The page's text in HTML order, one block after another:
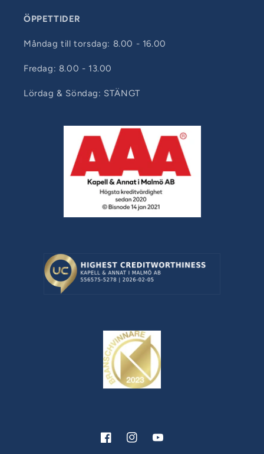
ÖPPETTIDER
Måndag till torsdag: 8.00 - 16.00
Fredag: 8.00 - 13.00
Lördag & Söndag: STÄNGT
FacebookInstagramYouTube